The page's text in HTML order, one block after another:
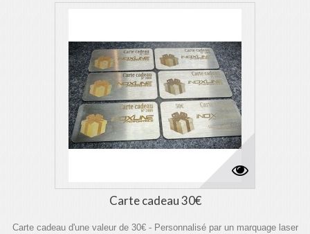
Carte cadeau 30€
Carte cadeau d'une valeur de 30€ - Personnalisé par un marquage laser